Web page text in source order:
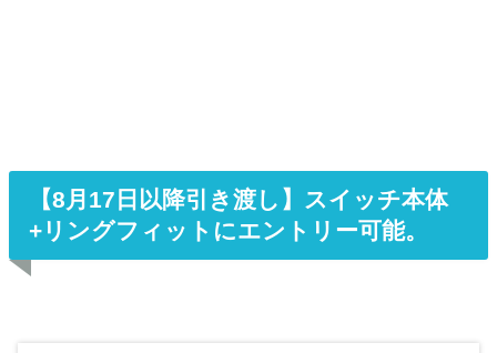
【8月17日以降引き渡し】スイッチ本体
+リングフィットにエントリー可能。